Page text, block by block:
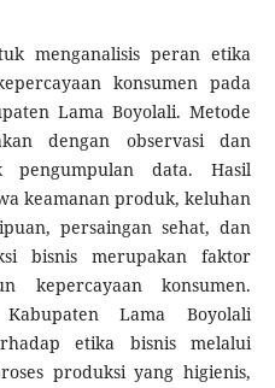
menganalisis peran etika
konsumen pada
Lama Boyolali. Metode
dengan observasi dan
pengumpulan data. Hasil
keamanan produk, keluhan
persaingan sehat, dan
bisnis merupakan faktor
kepercayaan konsumen.
Lama Boyolali
etika bisnis melalui
produksi yang higienis,